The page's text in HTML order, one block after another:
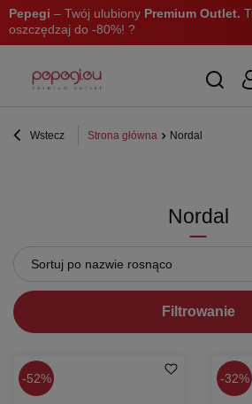
Pepegi – Twój ulubiony Premium Outlet.
oszczędzaj do -80%! ?
Wstecz Strona główna Nordal
Nordal
Sortuj po nazwie rosnąco
Filtrowanie
52% 32%